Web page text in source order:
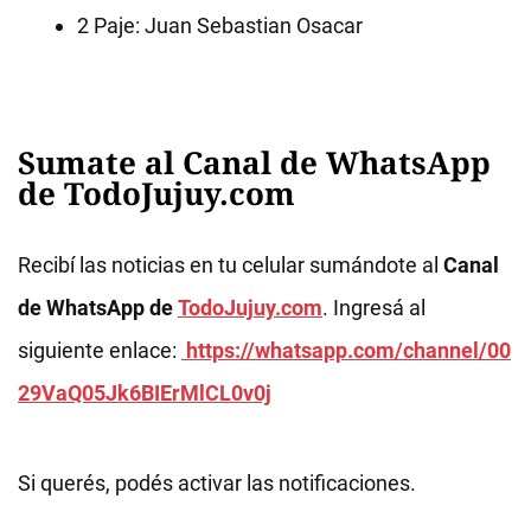
2 Paje: Juan Sebastian Osacar
Sumate al Canal de WhatsApp
de TodoJujuy.com
Recibí las noticias en tu celular sumándote al Canal
de WhatsApp deTodoJujuy.com. Ingresá al
siguiente enlace: https://whatsapp.com/channel/00
29VaQ05Jk6BIErMlCL0v0j
Si querés, podés activar las notificaciones.